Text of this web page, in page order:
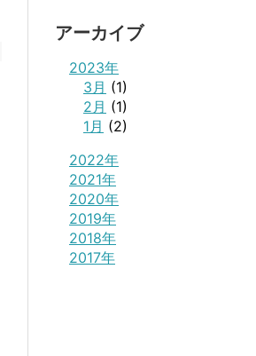
アーカイブ
2023年
3月 (1)
2月 (1)
1月 (2)
2022年
2021年
2020年
2019年
2018年
2017年